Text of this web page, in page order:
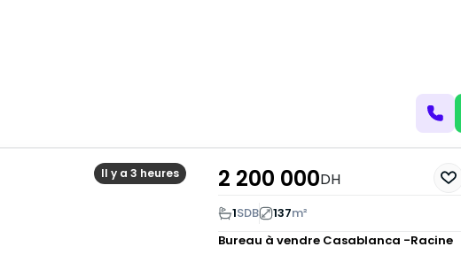
Il y a 3 heures 2 200 000DH
1SDB 137m²
Bureau à vendre Casablanca -Racine